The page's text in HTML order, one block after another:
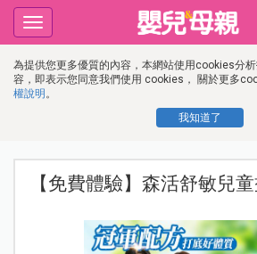
為提供您更多優質的內容，本網站使用cookies分
容，即表示您同意我們使用 cookies， 關於更多
權說明 。
我知道了
Toggle
navigation
【免費體驗】森活舒敏兒